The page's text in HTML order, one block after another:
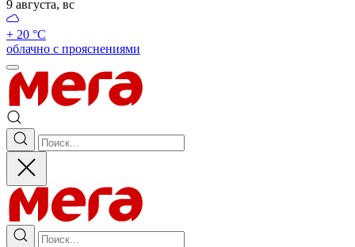
9 августа, вс
+ 20 °С
облачно с прояснениями